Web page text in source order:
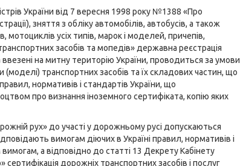
України від 7 вересня 1998 року №1388 «Про
зняття з обліку автомобілів, автобусів, а також
усіх типів, марок і моделей, причепів,
засобів та мопедів» державна реєстрація
на митну територію України, проводиться за умови
(моделі) транспортних засобів та їх складових частин, що
нормативів і стандартів України, що
про визнання іноземного сертифіката, копію яких
рух» до участі у дорожньому русі допускаються
вимогам діючих в Україні правил, нормативів і
а відповідно до статті 13 Декрету Кабінету
сертифікація дорожніх транспортних засобів і послуг